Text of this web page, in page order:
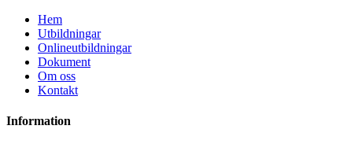
Hem
Utbildningar
Onlineutbildningar
Dokument
Om oss
Kontakt
Information